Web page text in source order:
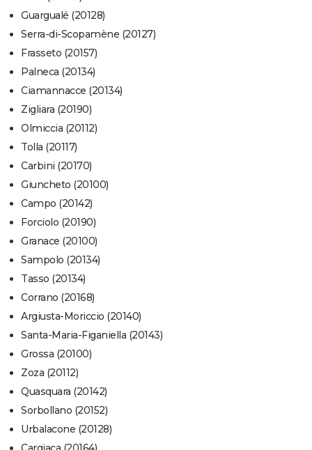
Guargualé (20128)
Serra-di-Scopamène (20127)
Frasseto (20157)
Palneca (20134)
Ciamannacce (20134)
Zigliara (20190)
Olmiccia (20112)
Tolla (20117)
Carbini (20170)
Giuncheto (20100)
Campo (20142)
Forciolo (20190)
Granace (20100)
Sampolo (20134)
Tasso (20134)
Corrano (20168)
Argiusta-Moriccio (20140)
Santa-Maria-Figaniella (20143)
Grossa (20100)
Zoza (20112)
Quasquara (20142)
Sorbollano (20152)
Urbalacone (20128)